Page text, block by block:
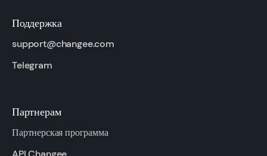
Поддержка
support@changee.com
Telegram
Партнерам
Партнерская программа